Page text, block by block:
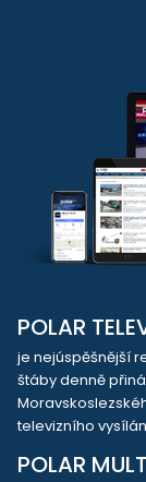
POLAR
je nejúspěšnější
štáby denně
televizního
POLAR